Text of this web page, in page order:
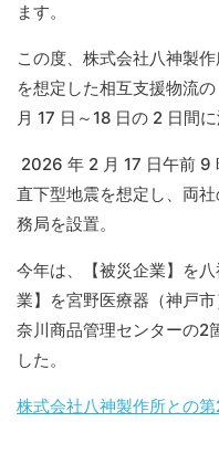
ます。
この度、株式会社八神製
を想定した相互支援物流
月 17 日～18 日の 2 日間
2026 年 2 月 17 日午前 9
直下型地震を想定し、両
務局を設置。
今年は、【被災企業】を
業】を宮野医療器（神戸
奈川商品管理センターの2
した。
株式会社八神製作所との